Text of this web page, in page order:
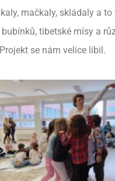
mačkaly, skládaly a to
tibetské mísy a
se nám velice líbil.